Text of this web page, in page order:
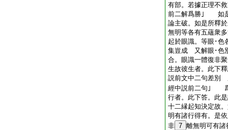
有部。若據正理不
前二解爲勝｣ 如是
論主破。如是所釋
無明等各有五蘊衆
起於眼識。等眼･色
集豈成 又解眼･色
合。眼識一體復
生故彼生者。此下
説前文中二句差別
經中説前二句｣
行者。此下答。此
十二縁起知決定故
明有諸行得有。是
非 7 離無明可有諸